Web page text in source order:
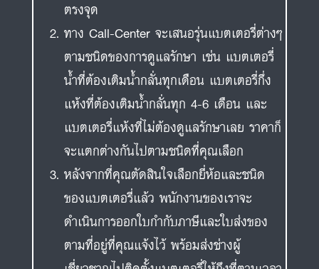
ตรงจุด
ทาง Call-Center จะเสนอรุ่นแบตเตอรี่ต่างๆ
ตามชนิดของการดูแลรักษา เช่น แบตเตอรี่
น้ำที่ต้องเติมน้ำกลั่นทุกเดือน แบตเตอรี่กึ่ง
แห้งที่ต้องเติมน้ำกลั่นทุก 4-6 เดือน และ
แบตเตอรี่แห้งที่ไม่ต้องดูแลรักษาเลย ราคาก็
จะแตกต่างกันไปตามชนิดที่คุณเลือก
หลังจากที่คุณตัดสินใจเลือกยี่ห้อและชนิด
ของแบตเตอรี่แล้ว พนักงานของเราจะ
ดำเนินการออกใบกำกับภาษีและใบส่งของ
ตามที่อยู่ที่คุณแจ้งไว้ พร้อมส่งช่างผู้